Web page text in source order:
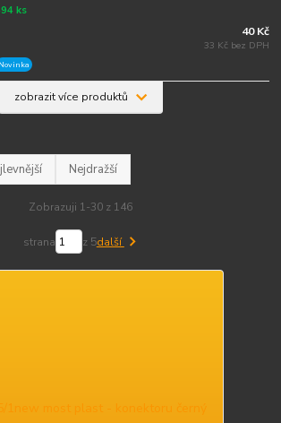
ks
Novinka
40 Kč
33 Kč bez DPH
zobrazit více produktů
Nejdražší
Zobrazuji 1-30 z 146
strana z 5další